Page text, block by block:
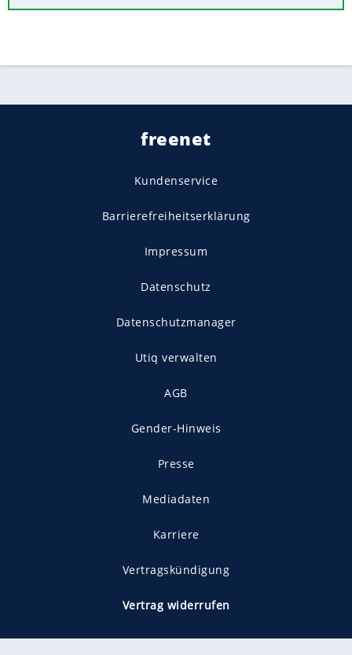
freenet
Kundenservice
Barrierefreiheitserklärung
Impressum
Datenschutz
Datenschutzmanager
Utiq verwalten
AGB
Gender-Hinweis
Presse
Mediadaten
Karriere
Vertragskündigung
Vertrag widerrufen